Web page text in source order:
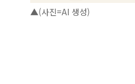
▲(사진=AI 생성)